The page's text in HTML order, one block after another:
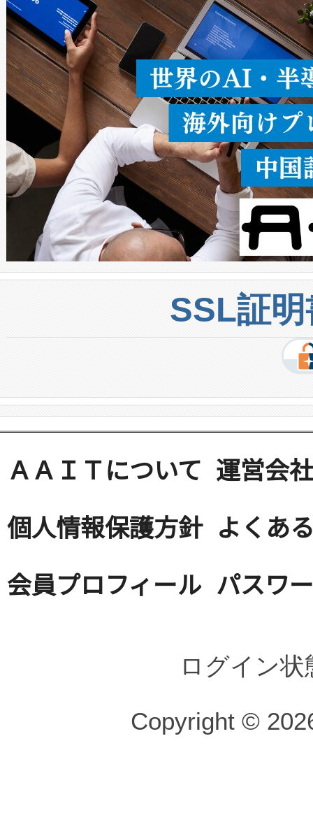
うにします。遠距離まで届く
密度なスキャ […]
SSL証
ＡＡＩＴについて 運営会社
個人情報保護方針 よくあ
会員プロフィール パスワ
ログイン
Copyright ©